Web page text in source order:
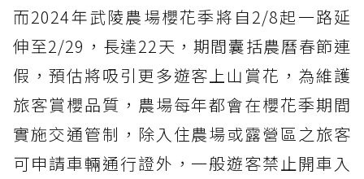
而2024年武陵農場櫻花季將自2/8起一路延
伸至2/29，長達22天，期間囊括農曆春節連
假，預估將吸引更多遊客上山賞花，為維護
旅客賞櫻品質，農場每年都會在櫻花季期間
實施交通管制，除入住農場或露營區之旅客
可申請車輛通行證外，一般遊客禁止開車入